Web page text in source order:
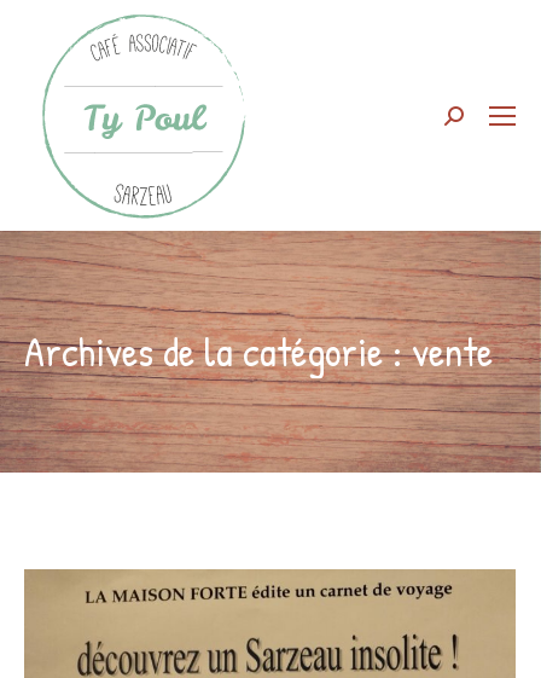
Search:
Archives de la catégorie :vente